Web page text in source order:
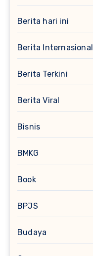
Berita hari ini
Berita Internasional
Berita Terkini
Berita Viral
Bisnis
BMKG
Book
BPJS
Budaya